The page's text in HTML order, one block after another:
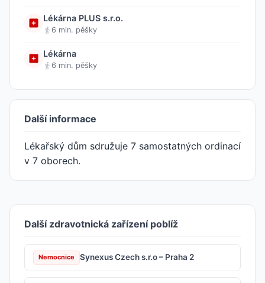
Lékárna PLUS s.r.o.
6 min. pěšky
Lékárna
6 min. pěšky
Další informace
Lékařský dům sdružuje 7 samostatných ordinací
v 7 oborech.
Další zdravotnická zařízení poblíž
Nemocnice Synexus Czech s.r.o – Praha 2